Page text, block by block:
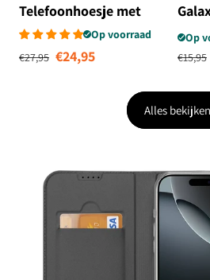
Telefoonhoesje met
Pasjes Pauw met
Bloemen
Op voorraad
Normale prijs
€27,95 Aanbiedingsprijs
€24,95
Light
Op
Normale
€15,95
Alles bekijken